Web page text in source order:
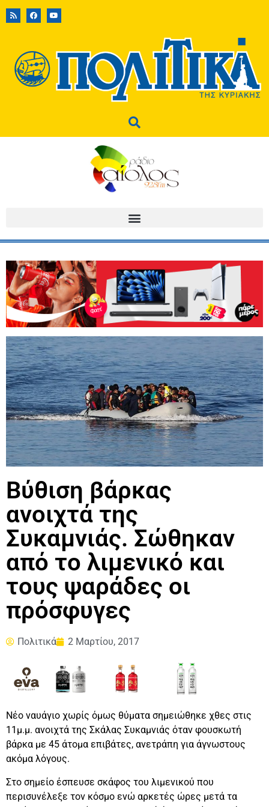
Βύθιση βάρκας
ανοιχτά της
Συκαμνιάς. Σώθηκαν
από το λιμενικό και
τους ψαράδες οι
πρόσφυγες
Πολιτικά 2 Μαρτίου, 2017
Νέο ναυάγιο χωρίς όμως θύματα σημειώθηκε χθες στις
11μ.μ. ανοιχτά της Σκάλας Συκαμνιάς όταν φουσκωτή
βάρκα με 45 άτομα επιβάτες, ανετράπη για άγνωστους
ακόμα λόγους.
Στο σημείο έσπευσε σκάφος του λιμενικού που
περισυνέλεξε τον κόσμο ενώ αρκετές ώρες μετά τα